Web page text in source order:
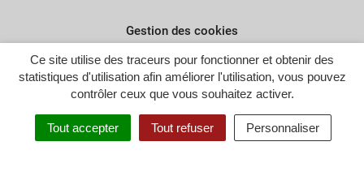
Ce site utilise des traceurs pour fonctionner et obtenir des
statistiques d'utilisation afin améliorer l'utilisation, vous pouvez
contrôler ceux que vous souhaitez activer.
Tout accepter Tout refuser Personnaliser
Gestion des cookies
Plan du site
Politique de confidentialité
Crédits